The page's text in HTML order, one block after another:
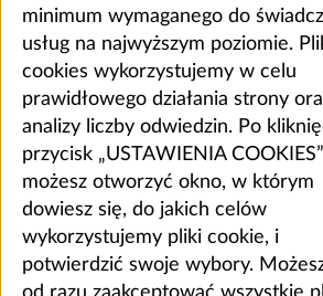
minimum wymaganego do
usług na najwyższym poziomie.
cookies wykorzystujemy w celu
prawidłowego działania strony
analizy liczby odwiedzin. Po
przycisk „USTAWIENIA COOKIES”
możesz otworzyć okno, w którym
dowiesz się, do jakich celów
wykorzystujemy pliki cookie, i
potwierdzić swoje wybory.